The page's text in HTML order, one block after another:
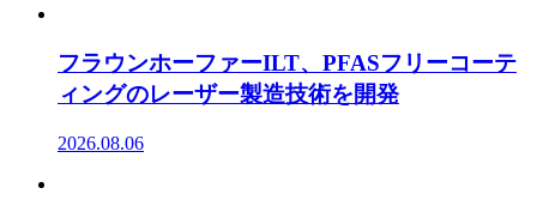
フラウンホーファーILT、PFASフリーコーテ
ィングのレーザー製造技術を開発
2026.08.06